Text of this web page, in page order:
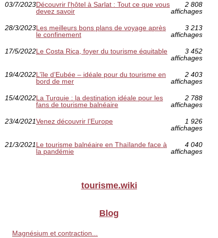
03/7/2023Découvrir l'hôtel à Sarlat : Tout ce que vous
devez savoir
2 808
affichages
28/3/2023Les meilleurs bons plans de voyage après
le confinement
3 213
affichages
17/5/2022Le Costa Rica, foyer du tourisme équitable
3 452
affichages
19/4/2022L’île d’Eubée – idéale pour du tourisme en
bord de mer
2 403
affichages
15/4/2022La Turquie : la destination idéale pour les
fans de tourisme balnéaire
2 788
affichages
23/4/2021Venez découvrir l’Europe
1 926
affichages
21/3/2021Le tourisme balnéaire en Thaïlande face à
la pandémie
4 040
affichages
tourisme.wiki
Blog
Magnésium et contraction...